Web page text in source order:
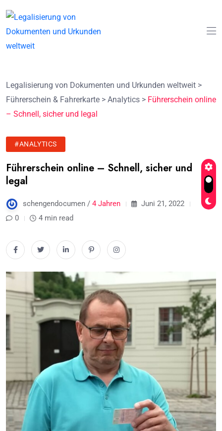
Legalisierung von Dokumenten und Urkunden weltweit >
Führerschein & Fahrerkarte > Analytics > Führerschein online
– Schnell, sicher und legal
#ANALYTICS
Führerschein online – Schnell, sicher und
legal
schengendocumen / 4 Jahren
Juni 21, 2022
0
4 min read